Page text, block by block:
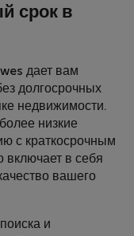
срок в
дает вам
долгосрочных
недвижимости.
низкие
с краткосрочным
включает в себя
вашего
и